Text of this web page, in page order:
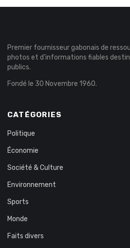
Premier fournisseur gabonais de
photos et d’informations fiables
publics.
Fondé le 30 Novembre 1960.
CATÉGORIES
Politique
Économie
Société & Culture
Environnement
Sports
Monde
Faits divers